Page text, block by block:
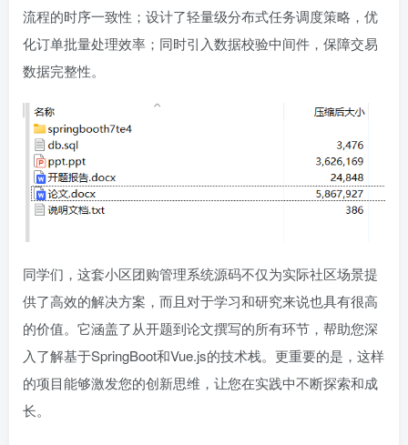
流程的时序一致性；设计了轻量级分布式任务调度策略，优
化订单批量处理效率；同时引入数据校验中间件，保障交易
数据完整性。
同学们，这套小区团购管理系统源码不仅为实际社区场景提
供了高效的解决方案，而且对于学习和研究来说也具有很高
的价值。它涵盖了从开题到论文撰写的所有环节，帮助您深
入了解基于SpringBoot和Vue.js的技术栈。更重要的是，这样
的项目能够激发您的创新思维，让您在实践中不断探索和成
长。